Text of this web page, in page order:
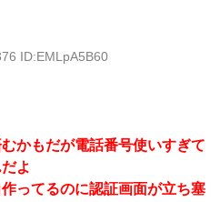
ID:EMLpA5B60
かもだが電話番号使いすぎて
よ
ってるのに認証画面が立ち塞